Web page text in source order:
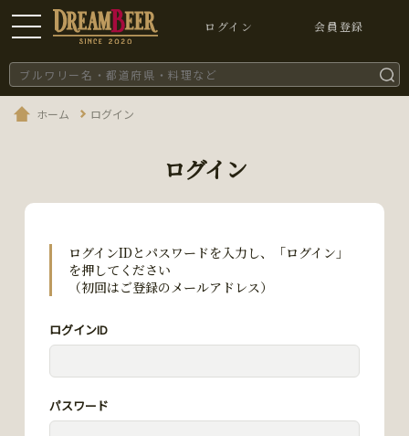
ログイン 会員登録
ホーム ログイン
ログイン
ログインIDとパスワードを入力し、「ログイン」
を押してください
（初回はご登録のメールアドレス）
ログインID
パスワード